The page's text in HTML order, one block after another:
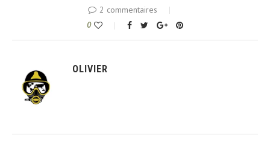
2 commentaires
0
OLIVIER